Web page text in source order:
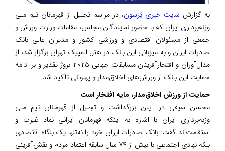
به گزارش سایت خبری پُرسون، ​در مراسم تجلیل از قهرمانان تیم ملی
وزنه‌برداری ایران که با حضور نمایندگان مجلس، مقامات وزارت ورزش و
جمعی از مسئولان اقتصادی و ورزشی کشور و مدیران عالی بانک
صادرات ایران و به میزبانی این بانک در هتل المپیک تهران برگزار شد، از
مدال‌آوران و افتخارآفرینان مسابقات جهانی ۲۰۲۵ نروژ تقدیر و بر ادامه
حمایت این بانک از ورزش‌های اخلاق‌مدار و پهلوانی تأکید شد.
حمایت از ورزش اخلاق‌مدار، مایه افتخار است
محسن سیفی در آیین بزرگداشت و تجلیل از قهرمانان تیم ملی
وزنه‌برداری ایران با اشاره به اینکه قهرمانان ایرانی نماد غیرت و
استقامت‌اند گفت: بانک صادرات ایران خود را نه‌تنها یک بنگاه اقتصادی
بلکه نهادی اجتماعی با بیش از ۷۴ سال سابقه اعتماد مردم و نقش‌آفرینی